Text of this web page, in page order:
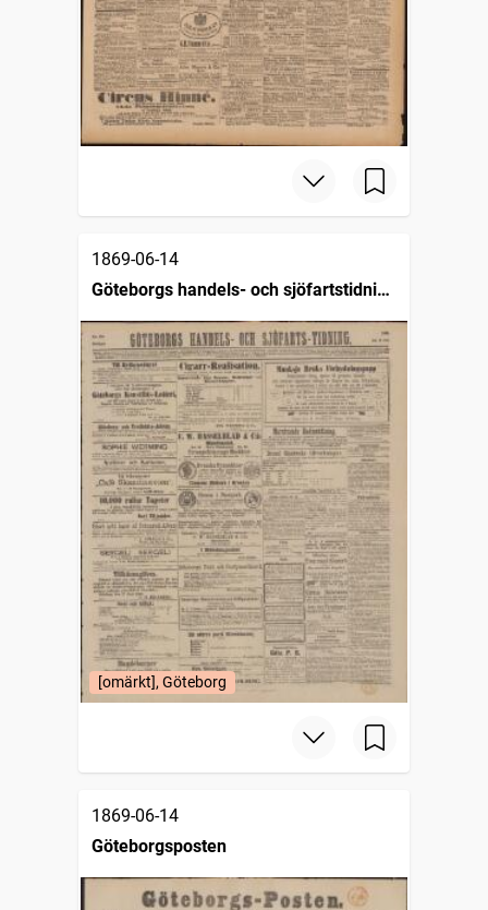
1869-06-14
Göteborgs handels- och sjöfartstidning
(1832)
[omärkt], Göteborg
1869-06-14
Göteborgsposten